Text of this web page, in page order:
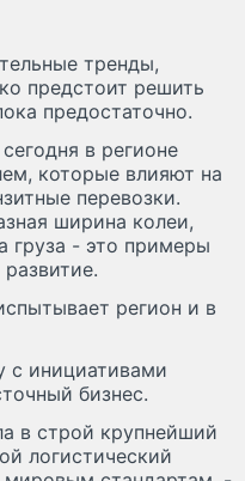
тренды,
предстоит решить
предостаточно.
в регионе
которые влияют на
перевозки.
ширина колеи,
груза - это примеры
регион и в
с инициативами
бизнес.
в строй крупнейший
логистический